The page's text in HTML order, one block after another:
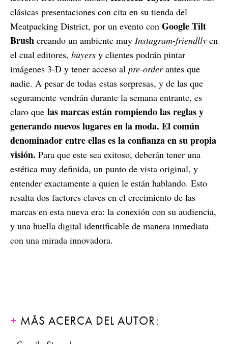
clásicas presentaciones con cita en su tienda del
Meatpacking District, por un evento con Google Tilt
Brush creando un ambiente muy Instagram-friendlly en
el cual editores, buyers y clientes podrán pintar
imágenes 3-D y tener acceso al pre-orderantes que
nadie. A pesar de todas estas sorpresas, y de las que
seguramente vendrán durante la semana entrante, es
claro que las marcas están rompiendo las reglas y
generando nuevos lugares en la moda. El común
denominador entre ellas es la confianza en su propia
visión. Para que este sea exitoso, deberán tener una
estética muy definida, un punto de vista original, y
entender exactamente a quien le están hablando. Esto
resalta dos factores claves en el crecimiento de las
marcas en esta nueva era: la conexión con su audiencia,
y una huella digital identificable de manera inmediata
con una mirada innovadora.
MÁS ACERCA DEL AUTOR: